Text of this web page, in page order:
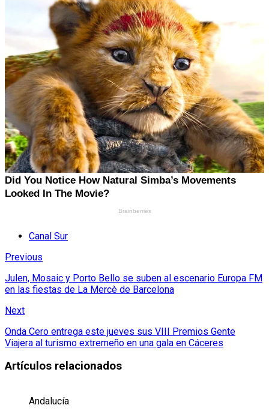
Canal Sur
Previous
Julen, Mosaic y Porto Bello se suben al escenario Europa FM
en las fiestas de La Mercè de Barcelona
Next
Onda Cero entrega este jueves sus VIII Premios Gente
Viajera al turismo extremeño en una gala en Cáceres
Artículos relacionados
Andalucía